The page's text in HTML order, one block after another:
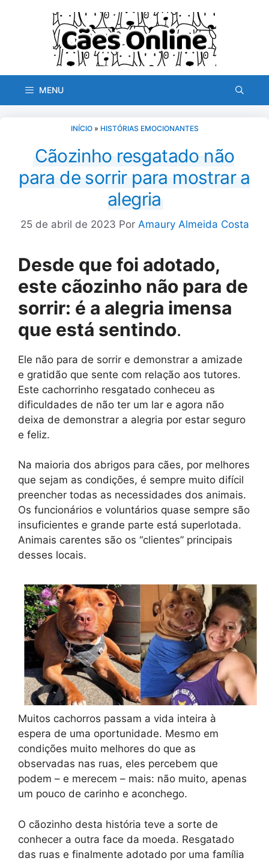
MENU
INÍCIO» HISTÓRIAS EMOCIONANTES
Cãozinho resgatado não
para de sorrir para mostrar a
alegria
25 de abril de 2023 Por Amaury Almeida Costa
Desde que foi adotado,
este cãozinho não para de
sorrir: é a alegria imensa
que está sentindo.
Ele não para de sorrir e demonstrar a amizade
e gratidão que sente com relação aos tutores.
Este cachorrinho resgatado conheceu as
dificuldades de não ter um lar e agora não
deixa de demonstrar a alegria por estar seguro
e feliz.
Na maioria dos abrigos para cães, por melhores
que sejam as condições, é sempre muito difícil
preencher todas as necessidades dos animais.
Os funcionários e voluntários quase sempre são
insuficientes e grande parte está superlotada.
Animais carentes são os “clientes” principais
desses locais.
Muitos cachorros passam a vida inteira à
espera de uma oportunidade. Mesmo em
condições muito melhores do que as
observadas nas ruas, eles percebem que
podem – e merecem – mais: não muito, apenas
um pouco de carinho e aconchego.
O cãozinho desta história teve a sorte de
conhecer a outra face da moeda. Resgatado
das ruas e finalmente adotado por uma família